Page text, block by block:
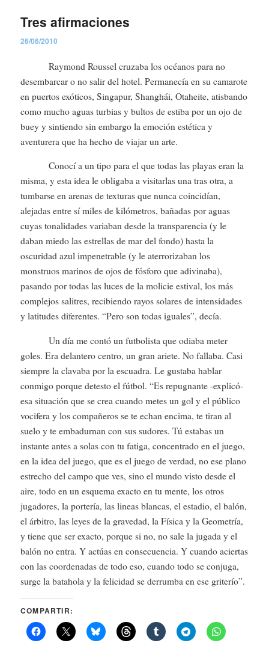
Tres afirmaciones
26/06/2010
Raymond Roussel cruzaba los océanos para no
desembarcar o no salir del hotel. Permanecía en su camarote
en puertos exóticos, Singapur, Shanghái, Otaheite, atisbando
como mucho aguas turbias y bultos de estiba por un ojo de
buey y sintiendo sin embargo la emoción estética y
aventurera que ha hecho de viajar un arte.
Conocí a un tipo para el que todas las playas eran la
misma, y esta idea le obligaba a visitarlas una tras otra, a
tumbarse en arenas de texturas que nunca coincidían,
alejadas entre sí miles de kilómetros, bañadas por aguas
cuyas tonalidades variaban desde la transparencia (y le
daban miedo las estrellas de mar del fondo) hasta la
oscuridad azul impenetrable (y le aterrorizaban los
monstruos marinos de ojos de fósforo que adivinaba),
pasando por todas las luces de la molicie estival, los más
complejos salitres, recibiendo rayos solares de intensidades
y latitudes diferentes. “Pero son todas iguales”, decía.
Un día me contó un futbolista que odiaba meter
goles. Era delantero centro, un gran ariete. No fallaba. Casi
siempre la clavaba por la escuadra. Le gustaba hablar
conmigo porque detesto el fútbol. “Es repugnante -explicó-
esa situación que se crea cuando metes un gol y el público
vocifera y los compañeros se te echan encima, te tiran al
suelo y te embadurnan con sus sudores. Tú estabas un
instante antes a solas con tu fatiga, concentrado en el juego,
en la idea del juego, que es el juego de verdad, no ese plano
estrecho del campo que ves, sino el mundo visto desde el
aire, todo en un esquema exacto en tu mente, los otros
jugadores, la portería, las lineas blancas, el estadio, el balón,
el árbitro, las leyes de la gravedad, la Física y la Geometría,
y tiene que ser exacto, porque si no, no sale la jugada y el
balón no entra. Y actúas en consecuencia. Y cuando aciertas
con las coordenadas de todo eso, cuando todo se conjuga,
surge la batahola y la felicidad se derrumba en ese griterío”.
COMPARTIR: